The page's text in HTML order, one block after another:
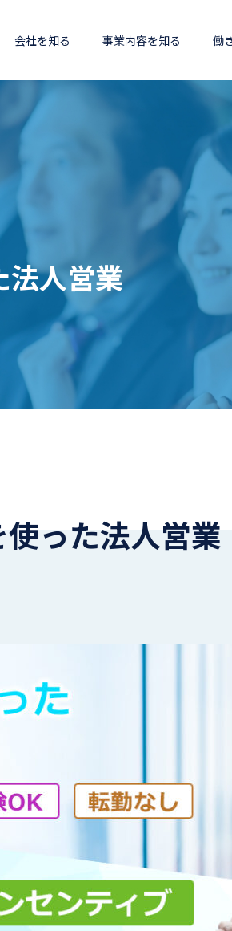
会社を知る 事業内容を知る 働
法人営業
った法人営業